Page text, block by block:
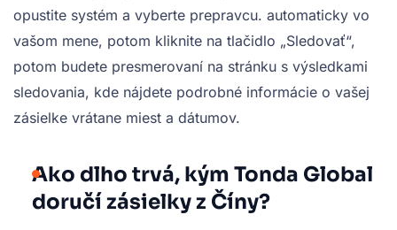
opustite systém a vyberte prepravcu. automaticky vo
vašom mene, potom kliknite na tlačidlo „Sledovať“,
potom budete presmerovaní na stránku s výsledkami
sledovania, kde nájdete podrobné informácie o vašej
zásielke vrátane miest a dátumov.
Ako dlho trvá, kým Tonda Global
doručí zásielky z Číny?